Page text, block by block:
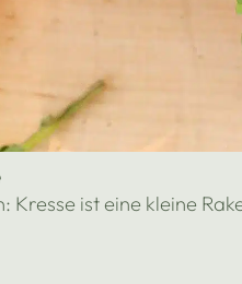
Kresse ist eine kleine